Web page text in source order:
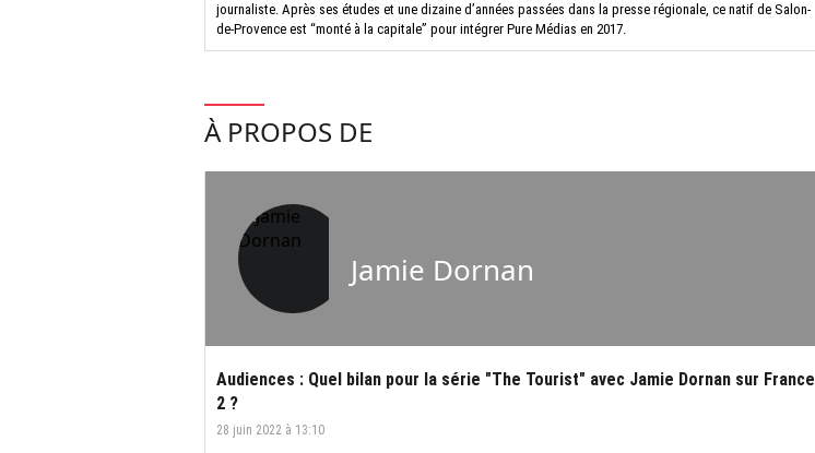
journaliste. Après ses études et une dizaine d’années passées dans la presse régionale, ce natif de Salon-
de-Provence est “monté à la capitale” pour intégrer Pure Médias en 2017.
À PROPOS DE
Jamie Dornan
Audiences : Quel bilan pour la série "The Tourist" avec Jamie Dornan sur France
2 ?
28 juin 2022 à 13:10